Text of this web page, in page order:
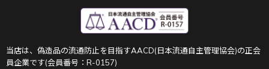
当店は、偽造品の流通防止を目指すAACD(日本流通自主管理協会)の正会
員企業です(会員番号：R-0157)